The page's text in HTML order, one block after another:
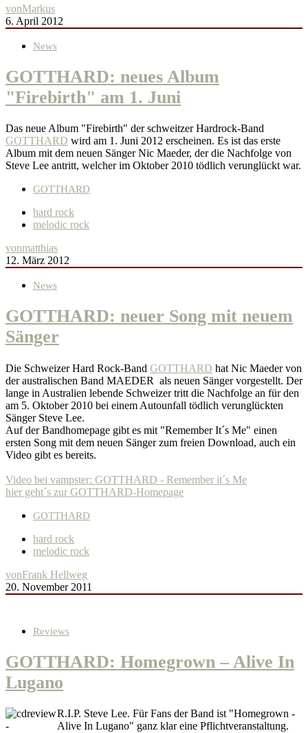
vonMarkus
6. April 2012
News
GOTTHARD: neues Album
"Firebirth" am 1. Juni
Das neue Album "Firebirth" der schweitzer Hardrock-Band
GOTTHARD wird am 1. Juni 2012 erscheinen. Es ist das erste
Album mit dem neuen Sänger Nic Maeder, der die Nachfolge von
Steve Lee antritt, welcher im Oktober 2010 tödlich verunglückt war.
GOTTHARD
hard rock
melodic rock
vonmatthias
12. März 2012
News
GOTTHARD: neuer Song mit neuem
Sänger
Die Schweizer Hard Rock-Band GOTTHARD hat Nic Maeder von
der australischen Band MAEDER als neuen Sänger vorgestellt. Der
lange in Australien lebende Schweizer tritt die Nachfolge an für den
am 5. Oktober 2010 bei einem Autounfall tödlich verunglückten
Sänger Steve Lee.
Auf der Bandhomepage gibt es mit "Remember It´s Me" einen
ersten Song mit dem neuen Sänger zum freien Download, auch ein
Video gibt es bereits.
Video bei vampster: GOTTHARD - Remember it´s Me
hier geht´s zur GOTTHARD-Homepage
GOTTHARD
hard rock
melodic rock
vonFrank Hellweg
20. November 2011
Reviews
GOTTHARD: Homegrown – Alive In
Lugano
R.I.P. Steve Lee. Für Fans der Band ist "Homegrown -
Alive In Lugano" ganz klar eine Pflichtveranstaltung.